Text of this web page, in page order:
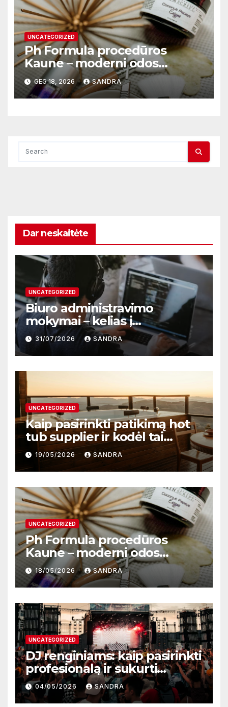
UNCATEGORIZED
Ph Formula procedūros
Kaune – moderni odos
atnaujinimo sistema
GEG 18, 2026 SANDRA
Dar neskaitėte
UNCATEGORIZED
Biuro administravimo
mokymai – kelias į
profesionalų ir efektyvų
darbą
31/07/2026 SANDRA
UNCATEGORIZED
Kaip pasirinkti patikimą hot
tub supplier ir kodėl tai
svarbu?
19/05/2026 SANDRA
UNCATEGORIZED
Ph Formula procedūros
Kaune – moderni odos
atnaujinimo sistema
18/05/2026 SANDRA
UNCATEGORIZED
DJ renginiams: kaip pasirinkti
profesionalą ir sukurti
nepamirštamą atmosferą
04/05/2026 SANDRA